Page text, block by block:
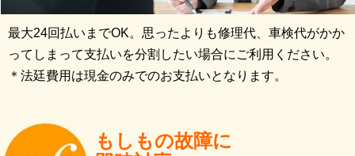
最大24回払いまでOK。思ったよりも修理代、車検代がかか
ってしまって支払いを分割したい場合にご利用ください。
＊法廷費用は現金のみでのお支払いとなります。
もしもの故障に